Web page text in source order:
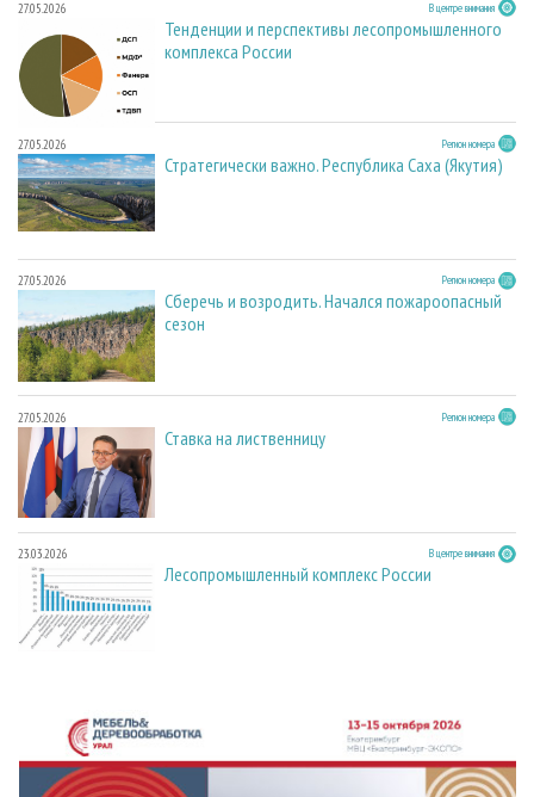
27.05.2026 В центре внимания
Тенденции и перспективы лесопромышленного
комплекса России
27.05.2026 Регион номера
Стратегически важно. Республика Саха (Якутия)
27.05.2026 Регион номера
Сберечь и возродить. Начался пожароопасный
сезон
27.05.2026 Регион номера
Ставка на лиственницу
23.03.2026 В центре внимания
Лесопромышленный комплекс России